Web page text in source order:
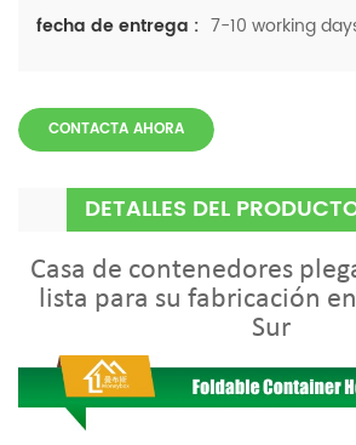
fecha de entrega : 7-10 working
CONTACTA AHORA
DETALLES DEL
Casa de contenedores
lista para su fabricación
Sur